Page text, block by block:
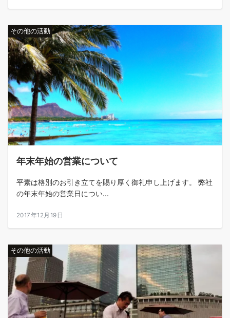
その他の活動
年末年始の営業について
平素は格別のお引き立てを賜り厚く御礼申し上げます。 弊社
の年末年始の営業日につい...
2017年12月19日
その他の活動